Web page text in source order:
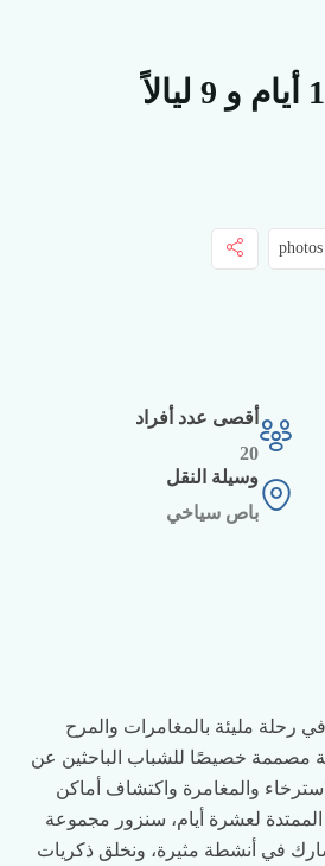
أقصى عدد أفراد
20
وسيلة النقل
باص سياخي
رحلة مليئة بالمغامرات والمرح
مصممة خصيصًا للشباب الباحثين عن
والمغامرة واكتشاف أماكن
لعشرة أيام، سنزور مجموعة
في أنشطة مثيرة، ونخلق ذكريات